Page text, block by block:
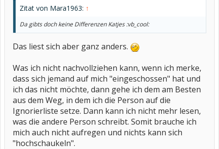
Zitat von Mara1963: ↑
Da gibts doch keine Differenzen Katjes :vb_cool:
Das liest sich aber ganz anders.
Was ich nicht nachvollziehen kann, wenn ich merke,
dass sich jemand auf mich "eingeschossen" hat und
ich das nicht möchte, dann gehe ich dem am Besten
aus dem Weg, in dem ich die Person auf die
Ignorierliste setze. Dann kann ich nicht mehr lesen,
was die andere Person schreibt. Somit brauche ich
mich auch nicht aufregen und nichts kann sich
"hochschaukeln".